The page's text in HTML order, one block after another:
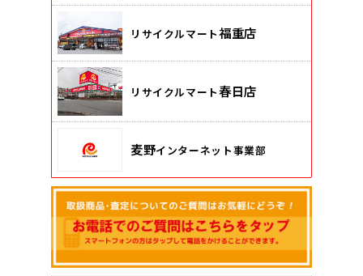
リサイクルマート福重店
リサイクルマート春日店
麦野インターネット事業部